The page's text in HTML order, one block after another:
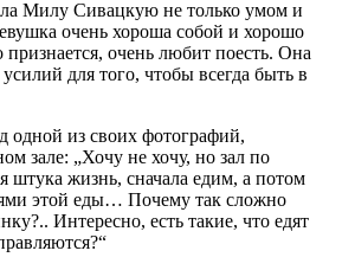
Милу Сивацкую не только умом и
очень хороша собой и хорошо
признается, очень любит поесть. Она
для того, чтобы всегда быть в
одной из своих фотографий,
зале: „Хочу не хочу, но зал по
штука жизнь, сначала едим, а потом
этой еды… Почему так сложно
Интересно, есть такие, что едят